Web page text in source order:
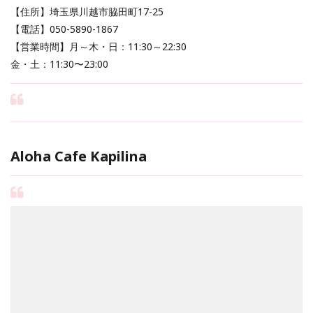
【住所】埼玉県川越市脇田町17-25
【電話】050-5890-1867
【営業時間】月～木・日：11:30～22:30
金・土：11:30〜23:00
Aloha Cafe Kapilina